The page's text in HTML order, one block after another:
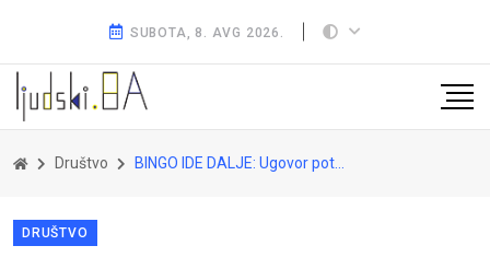
SUBOTA, 8. AVG 2026.
Društvo BINGO IDE DALJE: Ugovor potpisan, važan dan za prehrambenu industriju
DRUŠTVO